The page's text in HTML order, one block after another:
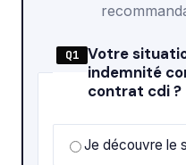
Q1 Votre
indemnité
contrat cdi ?
Je découvre le